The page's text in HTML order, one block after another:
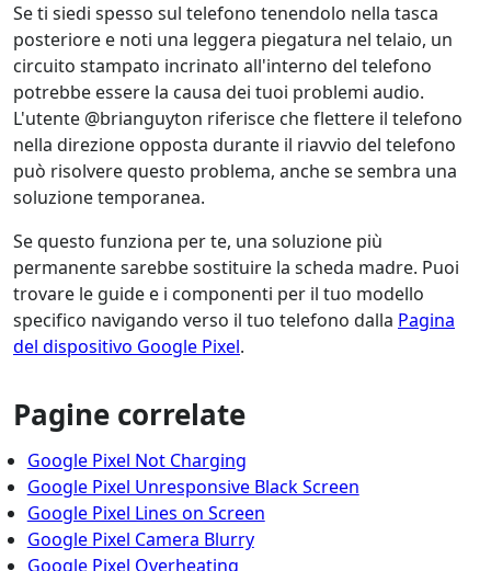
Se ti siedi spesso sul telefono tenendolo nella tasca
posteriore e noti una leggera piegatura nel telaio, un
circuito stampato incrinato all'interno del telefono
potrebbe essere la causa dei tuoi problemi audio.
L'utente @brianguyton riferisce che flettere il telefono
nella direzione opposta durante il riavvio del telefono
può risolvere questo problema, anche se sembra una
soluzione temporanea.
Se questo funziona per te, una soluzione più
permanente sarebbe sostituire la scheda madre. Puoi
trovare le guide e i componenti per il tuo modello
specifico navigando verso il tuo telefono dalla Pagina
del dispositivo Google Pixel.
Pagine correlate
Google Pixel Not Charging
Google Pixel Unresponsive Black Screen
Google Pixel Lines on Screen
Google Pixel Camera Blurry
Google Pixel Overheating